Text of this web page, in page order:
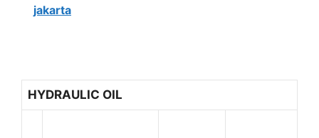
jakarta
HYDRAULIC OIL